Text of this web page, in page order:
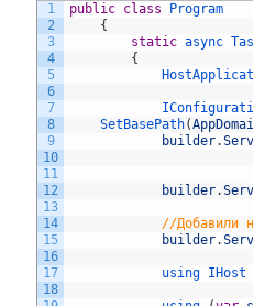
1
2
3
4
5
6
7
8
9
10
11
12
13
14
15
16
17
18
public class
Program
{
static async
{
SetBasePath(
builder.
builder.
//Добавили
builder.
using IHost